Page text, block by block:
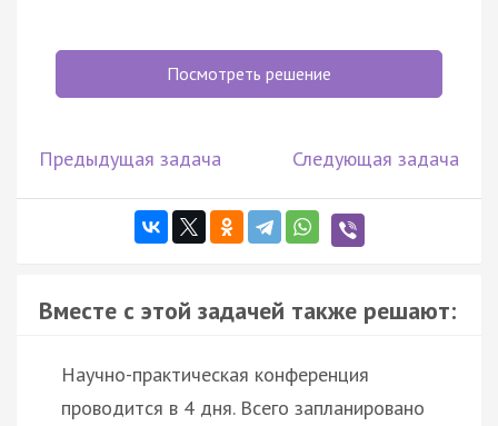
Посмотреть решение
Предыдущая задача Следующая задача
Вместе с этой задачей также решают:
Научно-практическая конференция
проводится в 4 дня. Всего запланировано